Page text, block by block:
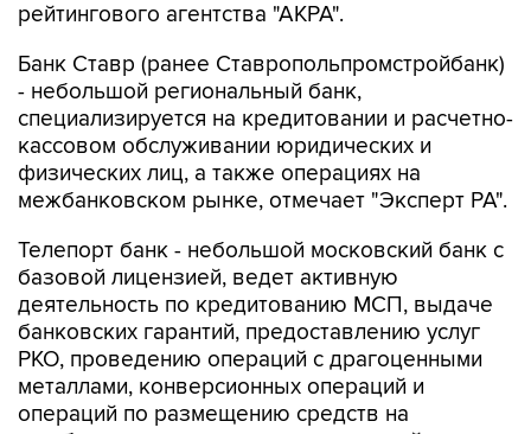
Банк Ставр (ранее Ставропольпромстройбанк)
специализируется на кредитовании и расчетно-
кассовом обслуживании юридических и
физических лиц, а также операциях на
межбанковском рынке, отмечает "Эксперт РА".
Телепорт банк - небольшой московский банк с
деятельность по кредитованию МСП, выдаче
банковских гарантий, предоставлению услуг
РКО, проведению операций с драгоценными
металлами, конверсионных операций и
операций по размещению средств на
межбанковском рынке, сказано на сайте
"АКРА".